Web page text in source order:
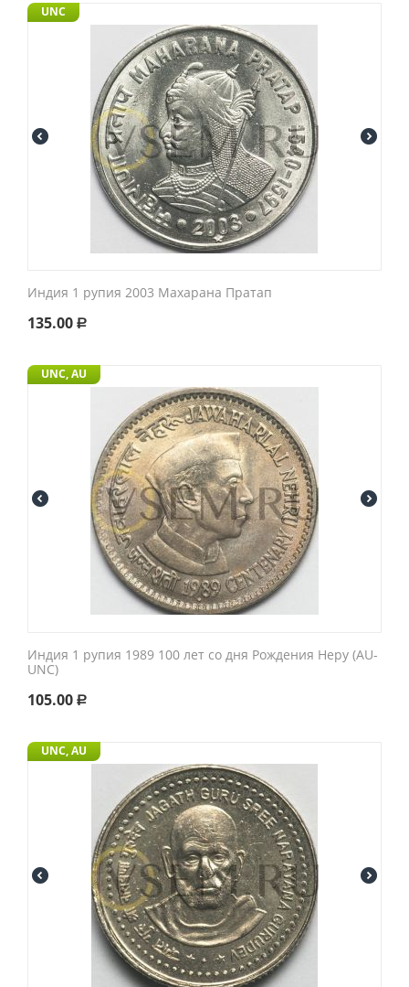
UNC
Индия 1 рупия 2003 Махарана Пратап
135.00 Р
UNC, AU
Индия 1 рупия 1989 100 лет со дня Рождения Неру (AU-
UNC)
105.00 Р
UNC, AU